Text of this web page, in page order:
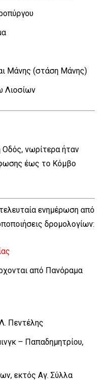
Μάνης (στάση Μάνης)
Λιοσίων
Οδός, νωρίτερα ήταν
έως το Κόμβο
ενημέρωση από
δρομολογίων:
από Πανόραμα
Πεντέλης
– Παπαδημητρίου,
εκτός Αγ. Σύλλα